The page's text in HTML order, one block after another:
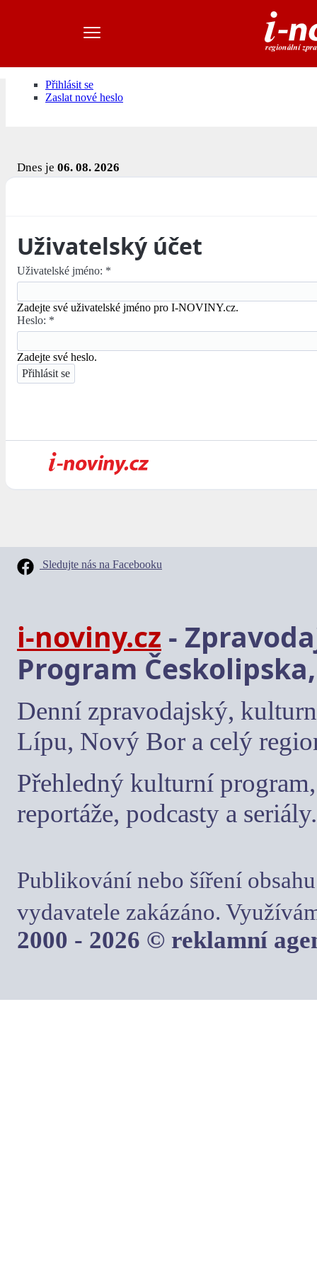
Přihlásit se
Zaslat nové heslo
Dnes je 06. 08. 2026
Uživatelský účet
Uživatelské jméno: *
Zadejte své uživatelské jméno pro I-NOVINY.cz.
Heslo: *
Zadejte své heslo.
Sledujte nás na Facebooku
i-noviny.cz -
Program
Denní zpravodajský,
Lípu, Nový Bor a celý
Přehledný kulturní
reportáže, podcasty a seriály.
Publikování nebo šíření
vydavatele zakázáno.
2000 - 2026 © reklamní